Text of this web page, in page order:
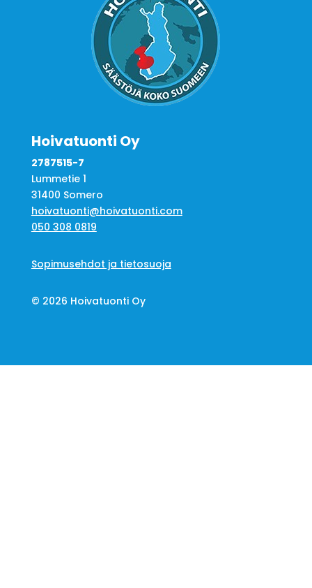
Hoivatuonti Oy
2787515-7
Lummetie 1
31400 Somero
hoivatuonti@hoivatuonti.com
050 308 0819
Sopimusehdot ja tietosuoja
© 2026 Hoivatuonti Oy